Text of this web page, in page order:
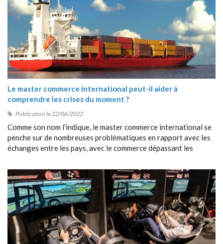
Le master commerce international peut-il aider à
comprendre les crises du moment ?
Publication le 22/06/2022
Comme son nom l’indique, le master commerce international se
penche sur de nombreuses problématiques en rapport avec les
échanges entre les pays, avec le commerce dépassant les